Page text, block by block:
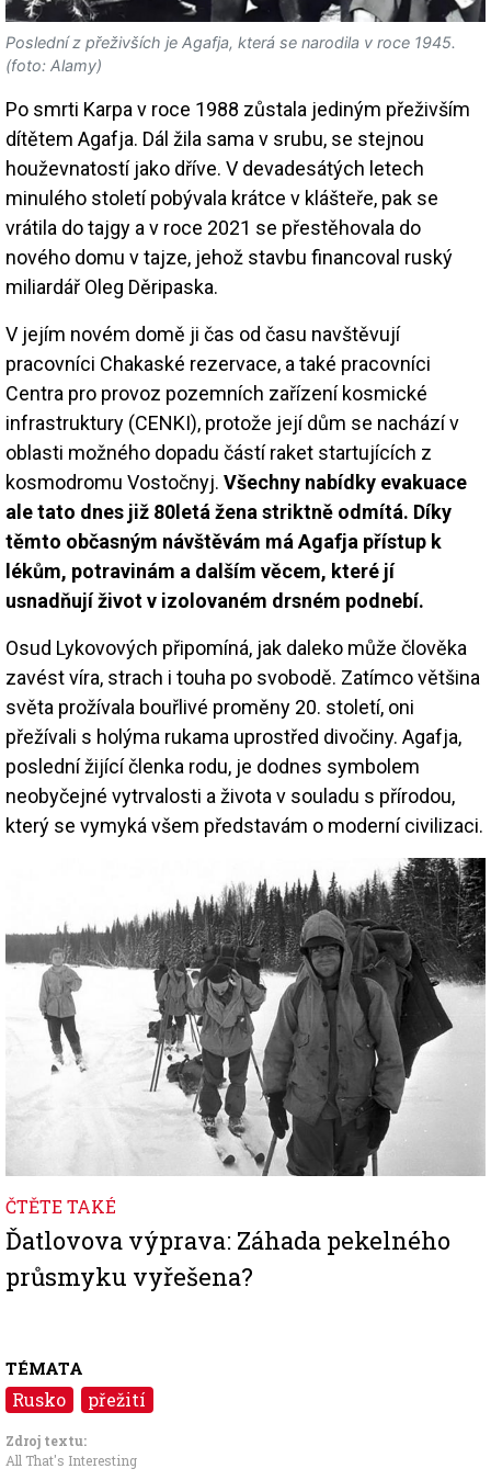
Poslední z přeživších je Agafja, která se narodila v roce 1945.
(foto: Alamy)
Po smrti Karpa v roce 1988 zůstala jediným přeživším
dítětem Agafja. Dál žila sama v srubu, se stejnou
houževnatostí jako dříve. V devadesátých letech
minulého století pobývala krátce v klášteře, pak se
vrátila do tajgy a v roce 2021 se přestěhovala do
nového domu v tajze, jehož stavbu financoval ruský
miliardář Oleg Děripaska.
V jejím novém domě ji čas od času navštěvují
pracovníci Chakaské rezervace, a také pracovníci
Centra pro provoz pozemních zařízení kosmické
infrastruktury (CENKI), protože její dům se nachází v
oblasti možného dopadu částí raket startujících z
kosmodromu Vostočnyj. Všechny nabídky evakuace
ale tato dnes již 80letá žena striktně odmítá. Díky
těmto občasným návštěvám má Agafja přístup k
lékům, potravinám a dalším věcem, které jí
usnadňují život v izolovaném drsném podnebí.
Osud Lykovových připomíná, jak daleko může člověka
zavést víra, strach i touha po svobodě. Zatímco většina
světa prožívala bouřlivé proměny 20. století, oni
přežívali s holýma rukama uprostřed divočiny. Agafja,
poslední žijící členka rodu, je dodnes symbolem
neobyčejné vytrvalosti a života v souladu s přírodou,
který se vymyká všem představám o moderní civilizaci.
ČTĚTE TAKÉ
Ďatlovova výprava: Záhada pekelného
průsmyku vyřešena?
TÉMATA
Rusko přežití
Zdroj textu:
All That's Interesting